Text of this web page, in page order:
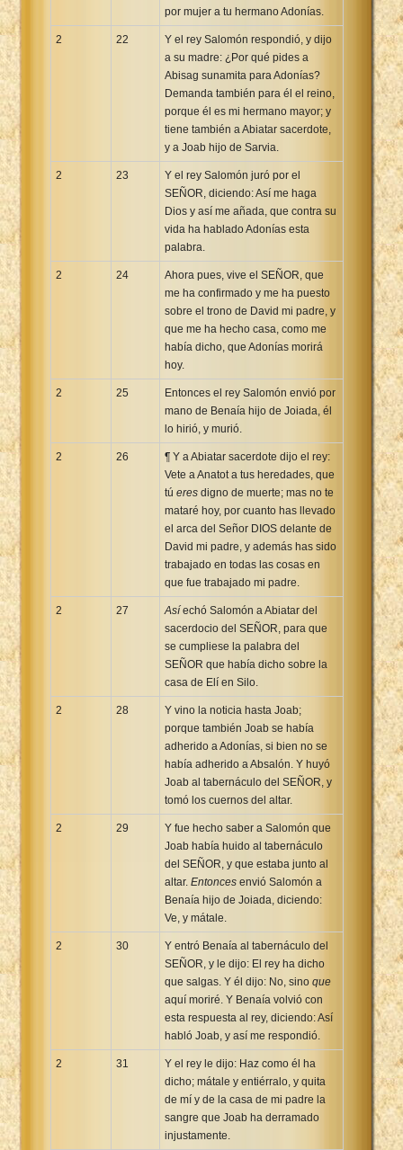
por mujer a tu hermano Adonías.
2 22
Y el rey Salomón respondió, y dijo
a su madre: ¿Por qué pides a
Abisag sunamita para Adonías?
Demanda también para él el reino,
porque él es mi hermano mayor; y
tiene también a Abiatar sacerdote,
y a Joab hijo de Sarvia.
2 23
Y el rey Salomón juró por el
SEÑOR, diciendo: Así me haga
Dios y así me añada, que contra su
vida ha hablado Adonías esta
palabra.
2 24
Ahora pues, vive el SEÑOR, que
me ha confirmado y me ha puesto
sobre el trono de David mi padre, y
que me ha hecho casa, como me
había dicho, que Adonías morirá
hoy.
2 25
Entonces el rey Salomón envió por
mano de Benaía hijo de Joiada, él
lo hirió, y murió.
2 26
¶ Y a Abiatar sacerdote dijo el rey:
Vete a Anatot a tus heredades, que
tú eres digno de muerte; mas no te
mataré hoy, por cuanto has llevado
el arca del Señor DIOS delante de
David mi padre, y además has sido
trabajado en todas las cosas en
que fue trabajado mi padre.
2 27 Asíechó Salomón a Abiatar del
sacerdocio del SEÑOR, para que
se cumpliese la palabra del
SEÑOR que había dicho sobre la
casa de Elí en Silo.
2 28
Y vino la noticia hasta Joab;
porque también Joab se había
adherido a Adonías, si bien no se
había adherido a Absalón. Y huyó
Joab al tabernáculo del SEÑOR, y
tomó los cuernos del altar.
2 29
Y fue hecho saber a Salomón que
Joab había huido al tabernáculo
del SEÑOR, y que estaba junto al
altar. Entonces envió Salomón a
Benaía hijo de Joiada, diciendo:
Ve, y mátale.
2 30
Y entró Benaía al tabernáculo del
SEÑOR, y le dijo: El rey ha dicho
que salgas. Y él dijo: No, sino que
aquí moriré. Y Benaía volvió con
esta respuesta al rey, diciendo: Así
habló Joab, y así me respondió.
2 31
Y el rey le dijo: Haz como él ha
dicho; mátale y entiérralo, y quita
de mí y de la casa de mi padre la
sangre que Joab ha derramado
injustamente.